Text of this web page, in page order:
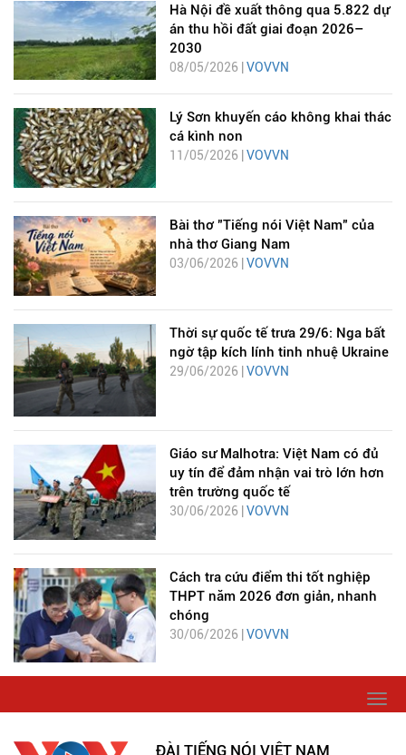
Hà Nội đề xuất thông qua 5.822 dự
án thu hồi đất giai đoạn 2026–
2030
08/05/2026 | VOVVN
Lý Sơn khuyến cáo không khai thác
cá kình non
11/05/2026 | VOVVN
Bài thơ "Tiếng nói Việt Nam" của
nhà thơ Giang Nam
03/06/2026 | VOVVN
Thời sự quốc tế trưa 29/6: Nga bất
ngờ tập kích lính tinh nhuệ Ukraine
29/06/2026 | VOVVN
Giáo sư Malhotra: Việt Nam có đủ
uy tín để đảm nhận vai trò lớn hơn
trên trường quốc tế
30/06/2026 | VOVVN
Cách tra cứu điểm thi tốt nghiệp
THPT năm 2026 đơn giản, nhanh
chóng
30/06/2026 | VOVVN
ĐÀI TIẾNG NÓI VIỆT NAM